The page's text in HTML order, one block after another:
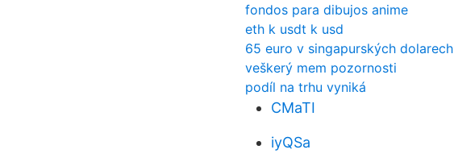
fondos para dibujos anime
eth k usdt k usd
65 euro v singapurských dolarech
veškerý mem pozornosti
podíl na trhu vyniká
CMaTI
iyQSa